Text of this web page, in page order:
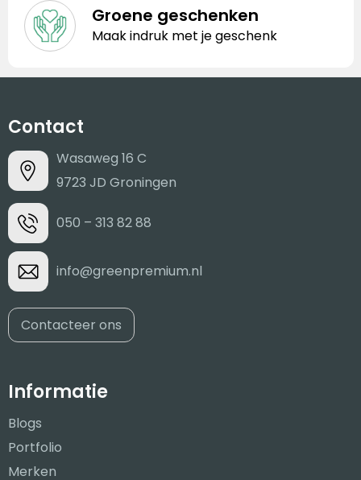
Groene geschenken
Maak indruk met je geschenk
Contact
Wasaweg 16 C
9723 JD Groningen
050 – 313 82 88
info@greenpremium.nl
Contacteer ons
Informatie
Blogs
Portfolio
Merken